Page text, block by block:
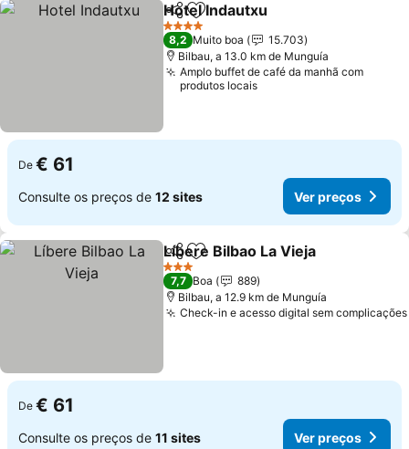
PartilharAdicionar aos favoritos
Hotel Indautxu
4 Estrelas
8,2 Muito boa
15.703
Bilbau, a 13.0 km de Munguía
Amplo buffet de café da manhã com
produtos locais
De € 61
Consulte os preços de 12 sites Ver preços
PartilharAdicionar aos favoritos
Líbere Bilbao La Vieja
3 Estrelas
7,7 Boa
889
Bilbau, a 12.9 km de Munguía
Check-in e acesso digital sem complicações
De € 61
Consulte os preços de 11 sites Ver preços